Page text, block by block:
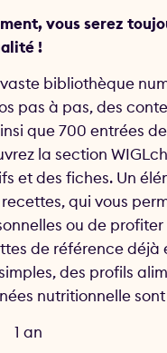
vous serez
!
bibliothèque
pas à pas, des
que 700 entrées
la section
et des fiches. Un
qui vous
ou de
de référence déjà
des profils
nutritionnelle
1 an